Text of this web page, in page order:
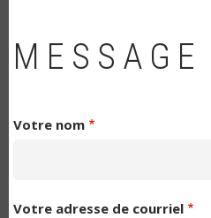
MESSAGE
Votre nom
Votre adresse de courriel